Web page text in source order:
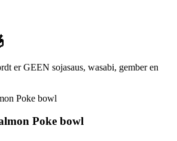
er GEEN sojasaus, wasabi, gember en
Poke bowl